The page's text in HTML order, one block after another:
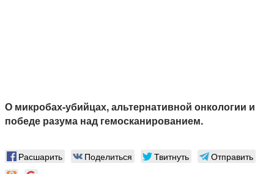
О микробах-убийцах, альтернативной онкологии и
победе разума над гемосканированием.
Расшарить Поделиться Твитнуть Отправить